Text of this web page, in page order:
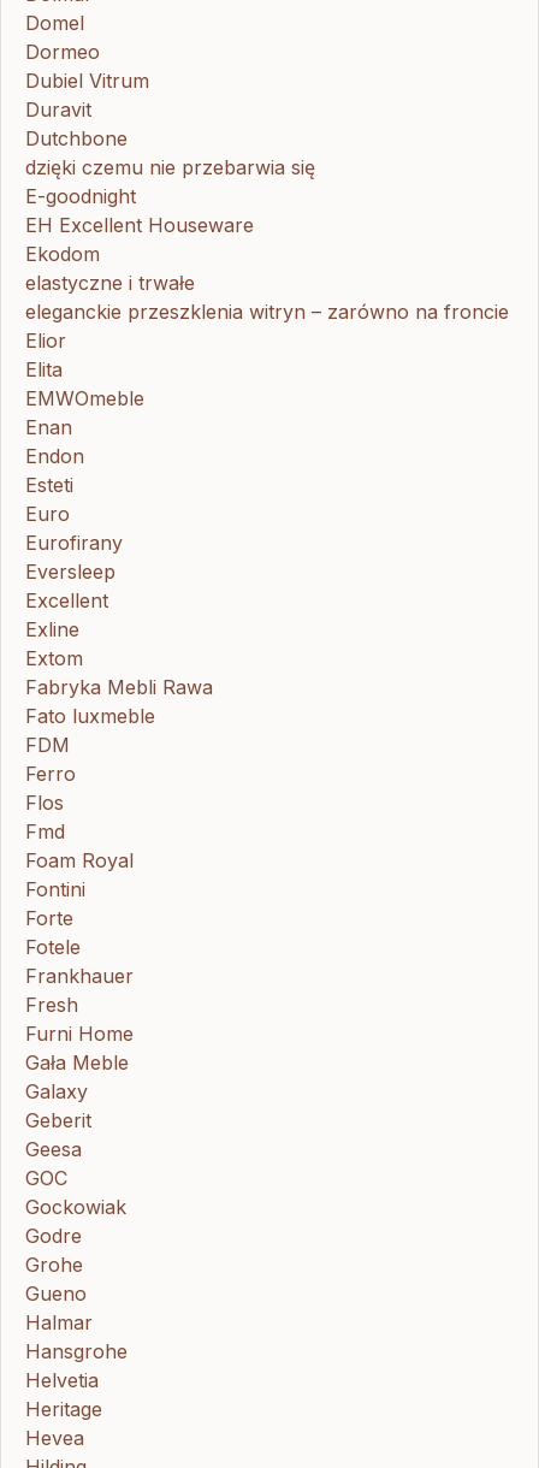
Domel
Dormeo
Dubiel Vitrum
Duravit
Dutchbone
dzięki czemu nie przebarwia się
E-goodnight
EH Excellent Houseware
Ekodom
elastyczne i trwałe
eleganckie przeszklenia witryn – zarówno na froncie
Elior
Elita
EMWOmeble
Enan
Endon
Esteti
Euro
Eurofirany
Eversleep
Excellent
Exline
Extom
Fabryka Mebli Rawa
Fato luxmeble
FDM
Ferro
Flos
Fmd
Foam Royal
Fontini
Forte
Fotele
Frankhauer
Fresh
Furni Home
Gała Meble
Galaxy
Geberit
Geesa
GOC
Gockowiak
Godre
Grohe
Gueno
Halmar
Hansgrohe
Helvetia
Heritage
Hevea